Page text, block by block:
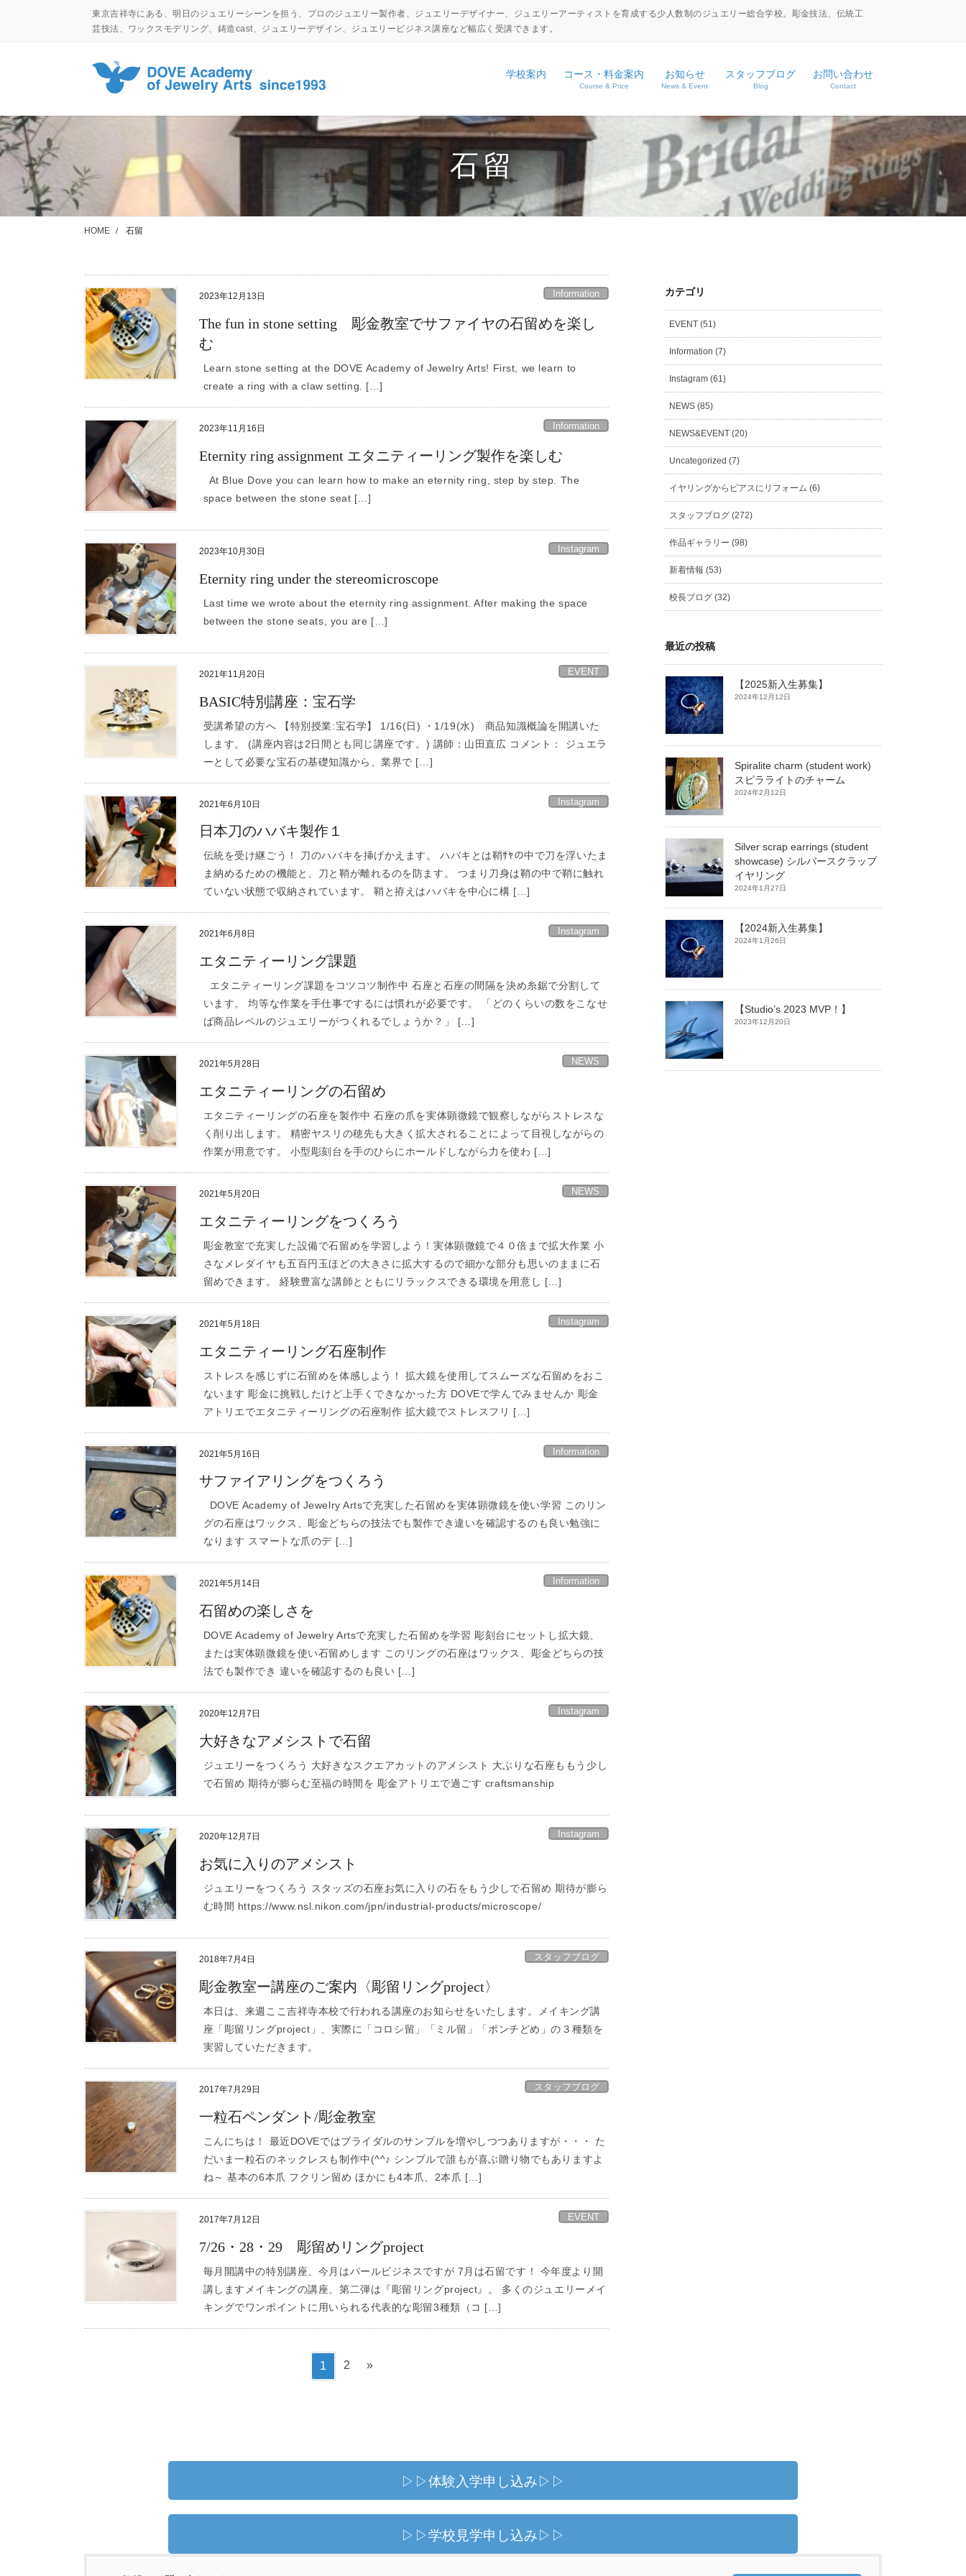
動
に
移
東京吉祥寺にある、明日のジュエリーシーンを担う、プロのジュエリー製作者、ジュエリーデザイナー、ジュエリーアーティストを育成する少人数制のジュエリー総合学校。彫金技法、伝統工
芸技法、ワックスモデリング、鋳造cast、ジュエリーデザイン、ジュエリービジネス講座など幅広く受講できます。
学校案内
設備・工具紹介
アクセス
コース・料金案内
Course & Price
ジュエリーキャリアアップコース
ジュエリーディプロマコース
コマーシャルジュエリーコース
日本伝統彫金コース
学校見学申し込み
お知らせ
News & Event
NEWS
スタッフブログ
Blog
お問い合わせ
Contact
石留
HOME 石留
2023年12月13日 Information
The fun in stone setting 彫金教室でサファイヤの石留めを楽し
む
Learn stone setting at the DOVE Academy of Jewelry Arts! First, we learn to
create a ring with a claw setting. […]
2023年11月16日 Information
Eternity ring assignment エタニティーリング製作を楽しむ
At Blue Dove you can learn how to make an eternity ring, step by step. The
space between the stone seat […]
2023年10月30日 Instagram
Eternity ring under the stereomicroscope
Last time we wrote about the eternity ring assignment. After making the space
between the stone seats, you are […]
2021年11月20日 EVENT
BASIC特別講座：宝石学
受講希望の方へ 【特別授業:宝石学】 1/16(日) ・1/19(水) 商品知識概論を開講いた
します。 (講座内容は2日間とも同じ講座です。) 講師：山田直広 コメント： ジュエラ
ーとして必要な宝石の基礎知識から、業界で […]
2021年6月10日 Instagram
日本刀のハバキ製作１
伝統を受け継ごう！ 刀のハバキを挿げかえます。 ハバキとは鞘ｻﾔの中で刀を浮いたま
ま納めるための機能と、刀と鞘が離れるのを防ます。 つまり刀身は鞘の中で鞘に触れ
ていない状態で収納されています。 鞘と拵えはハバキを中心に構 […]
2021年6月8日 Instagram
エタニティーリング課題
エタニティーリング課題をコツコツ制作中 石座と石座の間隔を決め糸鋸で分割して
います。 均等な作業を手仕事でするには慣れが必要です。 「どのくらいの数をこなせ
ば商品レベルのジュエリーがつくれるでしょうか？」 […]
2021年5月28日 NEWS
エタニティーリングの石留め
エタニティーリングの石座を製作中 石座の爪を実体顕微鏡で観察しながらストレスな
く削り出します。 精密ヤスリの穂先も大きく拡大されることによって目視しながらの
作業が用意です。 小型彫刻台を手のひらにホールドしながら力を使わ […]
2021年5月20日 NEWS
エタニティーリングをつくろう
彫金教室で充実した設備で石留めを学習しよう！実体顕微鏡で４０倍まで拡大作業 小
さなメレダイヤも五百円玉ほどの大きさに拡大するので細かな部分も思いのままに石
留めできます。 経験豊富な講師とともにリラックスできる環境を用意し […]
2021年5月18日 Instagram
エタニティーリング石座制作
ストレスを感じずに石留めを体感しよう！ 拡大鏡を使用してスムーズな石留めをおこ
ないます 彫金に挑戦したけど上手くできなかった方 DOVEで学んでみませんか 彫金
アトリエでエタニティーリングの石座制作 拡大鏡でストレスフリ […]
2021年5月16日 Information
サファイアリングをつくろう
DOVE Academy of Jewelry Artsで充実した石留めを実体顕微鏡を使い学習 このリン
グの石座はワックス、彫金どちらの技法でも製作でき違いを確認するのも良い勉強に
なります スマートな爪のデ […]
2021年5月14日 Information
石留めの楽しさを
DOVE Academy of Jewelry Artsで充実した石留めを学習 彫刻台にセットし拡大鏡、
または実体顕微鏡を使い石留めします このリングの石座はワックス、彫金どちらの技
法でも製作でき 違いを確認するのも良い […]
2020年12月7日 Instagram
大好きなアメシストで石留
ジュエリーをつくろう 大好きなスクエアカットのアメシスト 大ぶりな石座ももう少し
で石留め 期待が膨らむ至福の時間を 彫金アトリエで過ごす craftsmanship
2020年12月7日 Instagram
お気に入りのアメシスト
ジュエリーをつくろう スタッズの石座お気に入りの石をもう少しで石留め 期待が膨ら
む時間 https://www.nsl.nikon.com/jpn/industrial-products/microscope/
2018年7月4日 スタッフブログ
彫金教室ー講座のご案内〈彫留リングproject〉
本日は、来週ここ吉祥寺本校で行われる講座のお知らせをいたします。メイキング講
座「彫留リングproject」、実際に「コロシ留」「ミル留」「ポンチどめ」の３種類を
実習していただきます。
2017年7月29日 スタッフブログ
一粒石ペンダント/彫金教室
こんにちは！ 最近DOVEではブライダルのサンプルを増やしつつありますが・・・ た
だいま一粒石のネックレスも制作中(^^♪ シンプルで誰もが喜ぶ贈り物でもありますよ
ね～ 基本の6本爪 フクリン留め ほかにも4本爪、2本爪 […]
2017年7月12日 EVENT
7/26・28・29 彫留めリングproject
毎月開講中の特別講座、今月はパールビジネスですが 7月は石留です！ 今年度より開
講しますメイキングの講座、第二弾は『彫留リングproject』。 多くのジュエリーメイ
キングでワンポイントに用いられる代表的な彫留3種類（コ […]
ペ
ー
1
ペ
2 »
カテゴリ
EVENT (51)
Information (7)
Instagram (61)
NEWS (85)
NEWS&EVENT (20)
Uncategorized (7)
イヤリングからピアスにリフォーム (6)
スタッフブログ (272)
作品ギャラリー (98)
新着情報 (53)
校長ブログ (32)
最近の投稿
【2025新入生募集】
2024年12月12日
Spiralite charm (student work)
スピラライトのチャーム
2024年2月12日
Silver scrap earrings (student
showcase) シルバースクラップ
イヤリング
2024年1月27日
【2024新入生募集】
2024年1月26日
【Studio’s 2023 MVP！】
2023年12月20日
▷▷体験入学申し込み▷▷
▷▷学校見学申し込み▷▷